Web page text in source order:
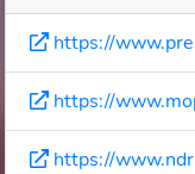
https://
https://
https://